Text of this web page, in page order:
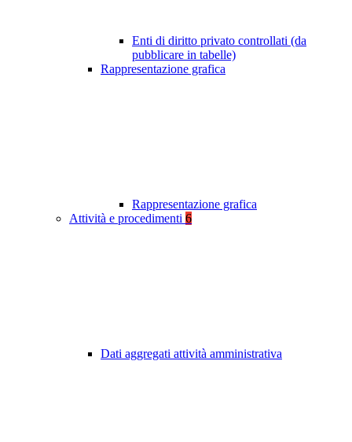
Enti di diritto privato controllati (da
pubblicare in tabelle)
Rappresentazione grafica
Rappresentazione grafica
Attività e procedimenti 6
Dati aggregati attività amministrativa